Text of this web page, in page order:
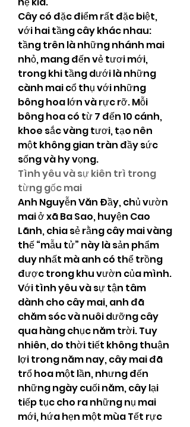
Cây có đặc điểm rất đặc biệt,
với hai tầng cây khác nhau:
tầng trên là những nhánh mai
nhỏ, mang đến vẻ tươi mới,
trong khi tầng dưới là những
cành mai cổ thụ với những
bông hoa lớn và rực rỡ. Mỗi
bông hoa có từ 7 đến 10 cánh,
khoe sắc vàng tươi, tạo nên
một không gian tràn đầy sức
sống và hy vọng.
Tình yêu và sự kiên trì trong
từng gốc mai
Anh Nguyễn Văn Đầy, chủ vườn
mai ở xã Ba Sao, huyện Cao
Lãnh, chia sẻ rằng cây mai vàng
thế “mẫu tử” này là sản phẩm
duy nhất mà anh có thể trồng
được trong khu vườn của mình.
Với tình yêu và sự tận tâm
dành cho cây mai, anh đã
chăm sóc và nuôi dưỡng cây
qua hàng chục năm trời. Tuy
nhiên, do thời tiết không thuận
lợi trong năm nay, cây mai đã
trổ hoa một lần, nhưng đến
những ngày cuối năm, cây lại
tiếp tục cho ra những nụ mai
mới, hứa hẹn một mùa Tết rực